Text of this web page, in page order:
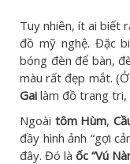
Tuy nhiên, ít ai biết
đồ mỹ nghệ. Đặc
bóng đèn để bàn,
màu rất đẹp mắt.
Gai làm đồ trang tri,
Ngoài tôm Hùm,
đầy hình ảnh “gợi
đây. Đó là ốc “Vú